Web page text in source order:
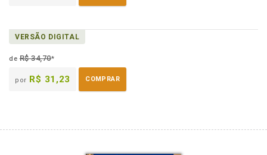
VERSÃO DIGITAL
deR$ 34,70*
por R$ 31,23 COMPRAR